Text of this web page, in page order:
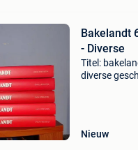
Bakelandt
- Diverse
Titel:
diverse
Nieuw